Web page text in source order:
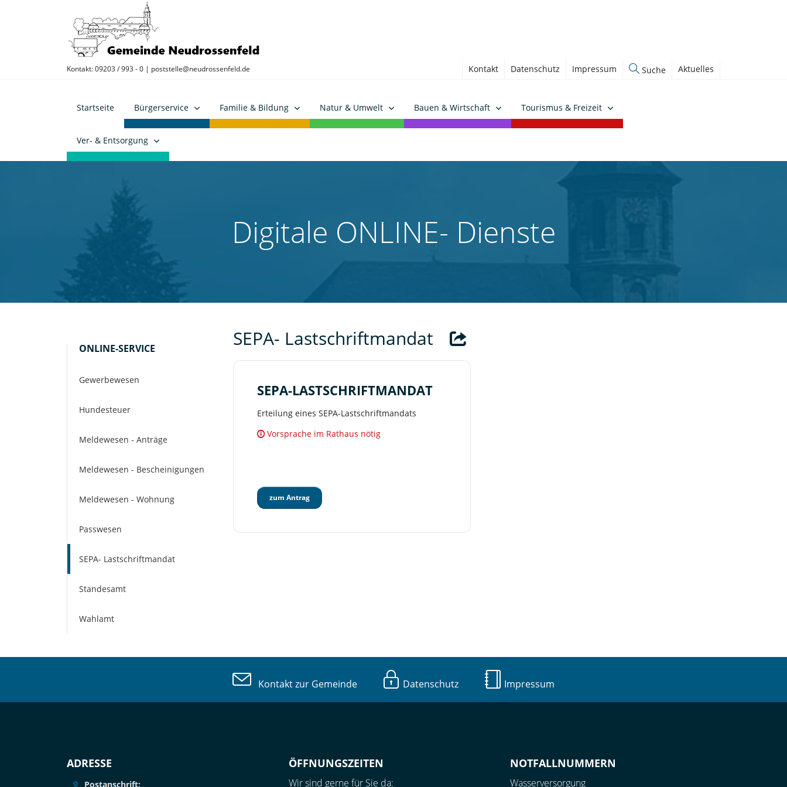
Kontakt: 09203 / 993 - 0 | poststelle@neudrossenfeld.de Kontakt Datenschutz Impressum Suche Aktuelles
Startseite Bürgerservice Familie & Bildung Natur & Umwelt Bauen & Wirtschaft Tourismus & Freizeit
Ver- & Entsorgung
Digitale ONLINE- Dienste
ONLINE-SERVICE
Gewerbewesen
Hundesteuer
Meldewesen - Anträge
Meldewesen - Bescheinigungen
Meldewesen - Wohnung
Passwesen
SEPA- Lastschriftmandat
Standesamt
Wahlamt
SEPA- Lastschriftmandat
SEPA-LASTSCHRIFTMANDAT
Erteilung eines SEPA-Lastschriftmandats
Vorsprache im Rathaus nötig
zum Antrag
Kontakt zur Gemeinde Datenschutz Impressum
ADRESSE
Postanschrift:
ÖFFNUNGSZEITEN
Wir sind gerne für Sie da:
NOTFALLNUMMERN
Wasserversorgung